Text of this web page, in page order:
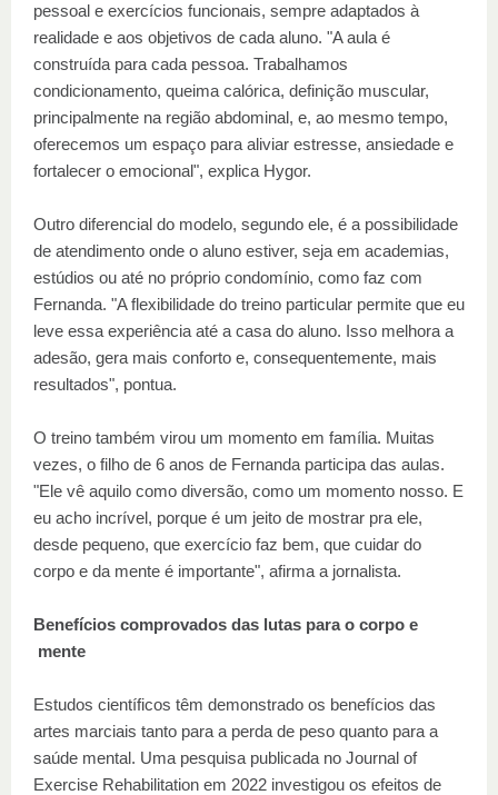
pessoal e exercícios funcionais, sempre adaptados à
realidade e aos objetivos de cada aluno. "A aula é
construída para cada pessoa. Trabalhamos
condicionamento, queima calórica, definição muscular,
principalmente na região abdominal, e, ao mesmo tempo,
oferecemos um espaço para aliviar estresse, ansiedade e
fortalecer o emocional", explica Hygor.
Outro diferencial do modelo, segundo ele, é a possibilidade
de atendimento onde o aluno estiver, seja em academias,
estúdios ou até no próprio condomínio, como faz com
Fernanda. "A flexibilidade do treino particular permite que eu
leve essa experiência até a casa do aluno. Isso melhora a
adesão, gera mais conforto e, consequentemente, mais
resultados", pontua.
O treino também virou um momento em família. Muitas
vezes, o filho de 6 anos de Fernanda participa das aulas.
"Ele vê aquilo como diversão, como um momento nosso. E
eu acho incrível, porque é um jeito de mostrar pra ele,
desde pequeno, que exercício faz bem, que cuidar do
corpo e da mente é importante", afirma a jornalista.
Benefícios comprovados das lutas para o corpo e
mente
Estudos científicos têm demonstrado os benefícios das
artes marciais tanto para a perda de peso quanto para a
saúde mental. Uma pesquisa publicada no Journal of
Exercise Rehabilitation em 2022 investigou os efeitos de